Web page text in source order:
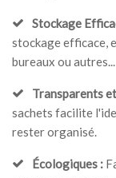
Stockage
stockage efficace,
bureaux ou autres...
Transparents
sachets facilite
rester organisé.
Écologiques :